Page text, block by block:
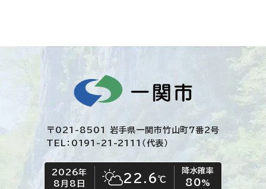
〒021-8501 岩手県一関市竹山町7番2号
TEL：0191-21-2111（代表）
今日の日付
2026年
8月8日
今日の天気
晴れ時々くもり
22.6℃
降水確率
80%